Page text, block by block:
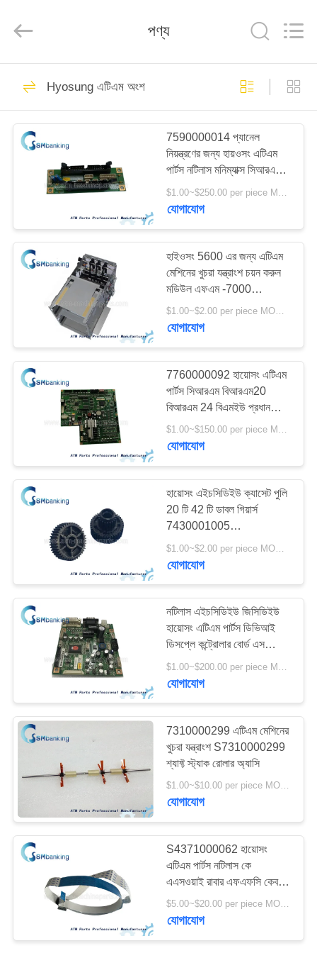
পণ্য
আমাদের
সম্পর্কে
কারখানা
ভ্রমণ
যোগাযোগ
উদ্ধৃতির
জন্য
আবেদন
সাইট
ম্যাপ
PRIVACY
POLICY
Trade
Co.,Ltd..
এটিএম মেশিন পার্টস
410
NCR এটিএম অংশ
1858
Diebold এটিএম অংশ
756
Wincor Nixdorf এটিএম
পার্টস
এনএমডি এটিএম অংশ
হিটাচি এটিএম পার্টস
76
পণ্য
Hyosung এটিএম অংশ
7590000014 প্যানেল
নিয়ন্ত্রণের জন্য হায়ওসং এটিএম
পার্টস নটিলাস মনিম্যাক্স সিআরএম
ইন্টারফেস বোর্ড 75900000-14
$1.00~$250.00 per piece MOQ:1 টুকরা
যোগাযোগ
হাইওসং 5600 এর জন্য এটিএম
মেশিনের খুচরা যন্ত্রাংশ চয়ন করুন
মডিউল এফএম -7000
7310000425
7310000444
$1.00~$2.00 per piece MOQ:1 টুকরা
যোগাযোগ
7760000092 হায়োসং এটিএম
পার্টস সিআরএম বিআরএম20
বিআরএম 24 বিএমইউ প্রধান
কন্ট্রোলার বোর্ড এমএক্স ৮০০
মনিম্যাক্স 8600 এস
$1.00~$150.00 per piece MOQ:1 টুকরা
যোগাযোগ
হায়োসং এইচসিডিইউ ক্যাসেট পুলি
20 টি 42 টি ডাবল গিয়ার্স
7430001005
7430000208
যোগাযোগ
নটিলাস এইচসিডিইউ জিসিডিইউ
হায়োসং এটিএম পার্টস ডিভিআই
ডিসপ্লে কন্ট্রোলার বোর্ড এস
7540000014
$1.00~$200.00 per piece MOQ:1 টুকরা
যোগাযোগ
7310000299 এটিএম মেশিনের
খুচরা যন্ত্রাংশ S7310000299
শ্যাফ্ট স্ট্যাক রোলার অ্যাসি
$1.00~$10.00 per piece MOQ:1 টুকরা
যোগাযোগ
S4371000062 হায়োসং
এটিএম পার্টস নটিলাস কে
এএসওয়াই রাবার এফএফসি কেবল
4373000062
$5.00~$20.00 per piece MOQ:1 টুকরা
যোগাযোগ